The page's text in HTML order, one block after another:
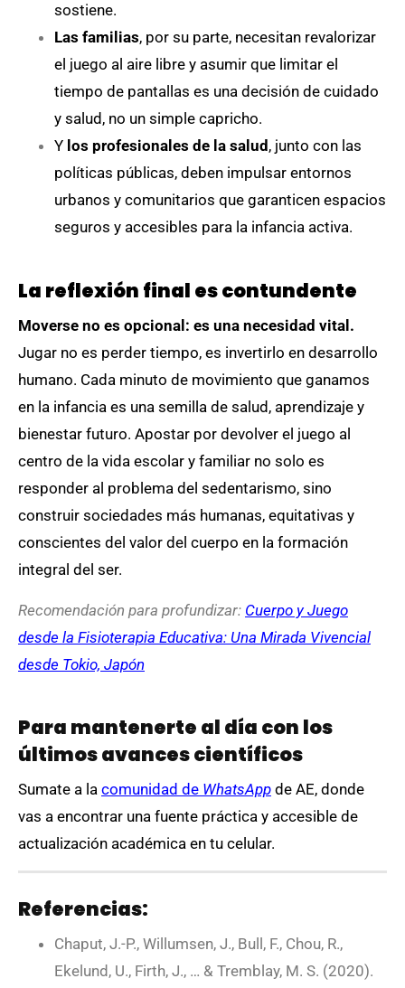
sostiene.
Las familias, por su parte, necesitan revalorizar
el juego al aire libre y asumir que limitar el
tiempo de pantallas es una decisión de cuidado
y salud, no un simple capricho.
Y los profesionales de la salud , junto con las
políticas públicas, deben impulsar entornos
urbanos y comunitarios que garanticen espacios
seguros y accesibles para la infancia activa.
La reflexión final es contundente
Moverse no es opcional: es una necesidad vital.
Jugar no es perder tiempo, es invertirlo en desarrollo
humano. Cada minuto de movimiento que ganamos
en la infancia es una semilla de salud, aprendizaje y
bienestar futuro. Apostar por devolver el juego al
centro de la vida escolar y familiar no solo es
responder al problema del sedentarismo, sino
construir sociedades más humanas, equitativas y
conscientes del valor del cuerpo en la formación
integral del ser.
Recomendación para profundizar: Cuerpo y Juego
desde la Fisioterapia Educativa: Una Mirada Vivencial
desde Tokio, Japón
Para mantenerte al día con los
últimos avances científicos
Sumate a la comunidad de WhatsApp de AE, donde
vas a encontrar una fuente práctica y accesible de
actualización académica en tu celular.
Referencias:
Chaput, J.-P., Willumsen, J., Bull, F., Chou, R.,
Ekelund, U., Firth, J., … & Tremblay, M. S. (2020).